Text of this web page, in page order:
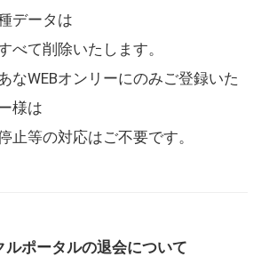
データは
べて削除いたします。
なWEBオンリーにのみご登録いた
様は
止等の対応はご不要です。
ルポータルの退会について